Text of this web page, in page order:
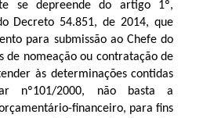
se depreende do artigo 1º,
Decreto 54.851, de 2014, que
para submissão ao Chefe do
de nomeação ou contratação de
às determinações contidas
nº101/2000, não basta a
financeiro, para fins